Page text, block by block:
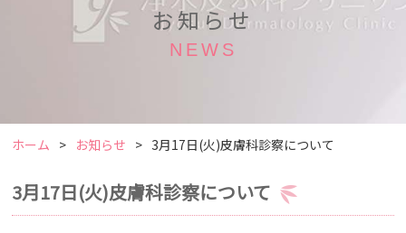
お知らせ
NEWS
ホーム お知らせ 3月17日(火)皮膚科診察について
3月17日(火)皮膚科診察について